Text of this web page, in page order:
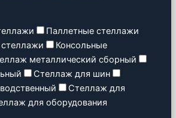
Паллетные стеллажи
Консольные
металлический сборный
Стеллаж для шин
Стеллаж для
для оборудования